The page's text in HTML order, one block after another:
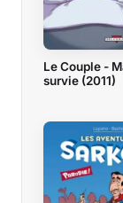
Le Couple -
survie (2011)